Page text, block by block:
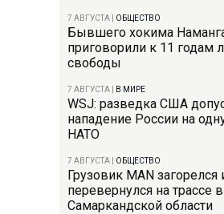
7 АВГУСТА ОБЩЕСТВО
Бывшего хокима
приговорили к 11 годам
свободы
7 АВГУСТА В МИРЕ
WSJ: разведка США
нападение России на
НАТО
7 АВГУСТА ОБЩЕСТВО
Грузовик MAN загорелся
перевернулся на трассе в
Самаркандской области